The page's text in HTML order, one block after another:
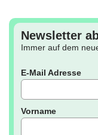
Newsletter
Immer auf dem
E-Mail Adresse
Vorname